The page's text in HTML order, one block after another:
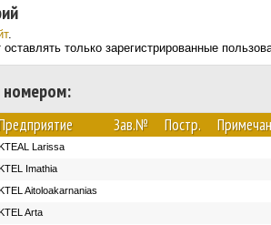
.
только зарегистрированные
номером:
Зав.№ Постр.
Larissa
Imathia
Aitoloakarnanias
Arta